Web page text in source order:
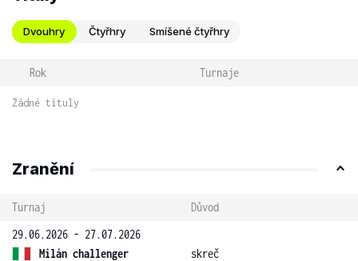
Dvouhry Čtyřhry Smíšené čtyřhry
Rok Turnaje
Žádné tituly
Zranění
Turnaj
Důvod
29.06.2026 - 27.07.2026
Milán challenger
skreč